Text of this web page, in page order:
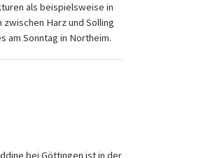
als beispielsweise in
Harz und Solling
am Sonntag in Northeim.
bei Göttingen ist in der